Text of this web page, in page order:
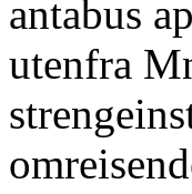
antabus
utenfra